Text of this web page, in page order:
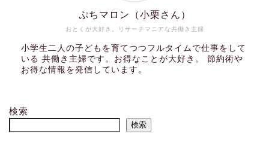
おとくが大好き。リサーチマニアな共働き主婦
ぷちマロン（小栗さん）
小学生二人の子どもを育てつつフルタイムで仕事をして
いる 共働き主婦です。お得なことが大好き。 節約術や
お得な情報を発信しています。
検索
検索